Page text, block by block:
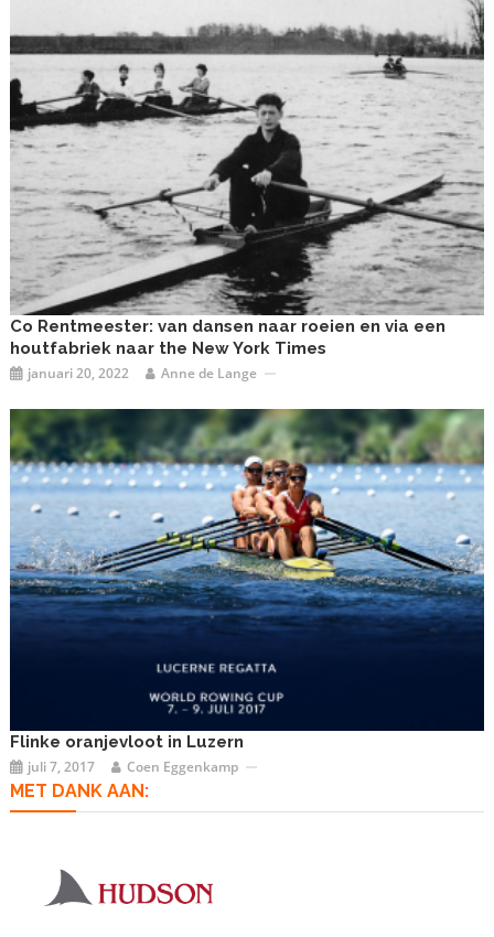
Co Rentmeester: van dansen naar roeien en via een
houtfabriek naar the New York Times
januari 20, 2022 Anne de Lange
Flinke oranjevloot in Luzern
juli 7, 2017 Coen Eggenkamp
MET DANK AAN: